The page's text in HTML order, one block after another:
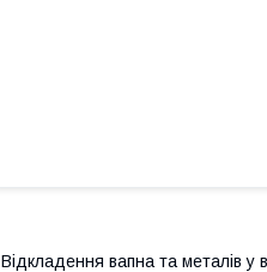
Відкладення вапна та металів у